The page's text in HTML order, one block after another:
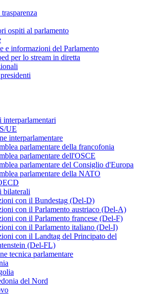
ospiti al parlamento
e informazioni del Parlamento
per lo stream in diretta
interparlamentari
UE
interparlamentare
parlamentare della francofonia
parlamentare dell'OSCE
parlamentare del Consiglio d'Europa
parlamentare della NATO
bilaterali
con il Bundestag (Del-D)
con il Parlamento austriaco (Del-A)
con il Parlamento francese (Del-F)
con il Parlamento italiano (Del-I)
con il Landtag del Principato del
(Del-FL)
tecnica parlamentare
del Nord